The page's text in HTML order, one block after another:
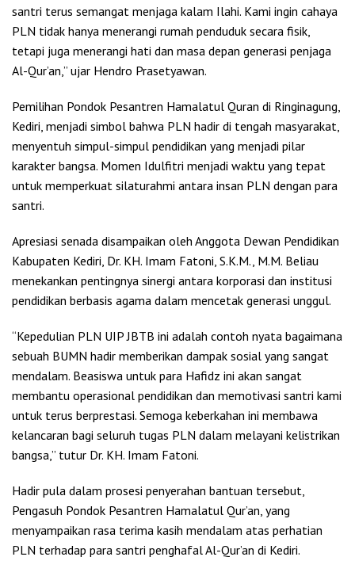
santri terus semangat menjaga kalam Ilahi. Kami ingin cahaya
PLN tidak hanya menerangi rumah penduduk secara fisik,
tetapi juga menerangi hati dan masa depan generasi penjaga
Al-Qur’an,” ujar Hendro Prasetyawan.
Pemilihan Pondok Pesantren Hamalatul Quran di Ringinagung,
Kediri, menjadi simbol bahwa PLN hadir di tengah masyarakat,
menyentuh simpul-simpul pendidikan yang menjadi pilar
karakter bangsa. Momen Idulfitri menjadi waktu yang tepat
untuk memperkuat silaturahmi antara insan PLN dengan para
santri.
Apresiasi senada disampaikan oleh Anggota Dewan Pendidikan
Kabupaten Kediri, Dr. KH. Imam Fatoni, S.K.M., M.M. Beliau
menekankan pentingnya sinergi antara korporasi dan institusi
pendidikan berbasis agama dalam mencetak generasi unggul.
“Kepedulian PLN UIP JBTB ini adalah contoh nyata bagaimana
sebuah BUMN hadir memberikan dampak sosial yang sangat
mendalam. Beasiswa untuk para Hafidz ini akan sangat
membantu operasional pendidikan dan memotivasi santri kami
untuk terus berprestasi. Semoga keberkahan ini membawa
kelancaran bagi seluruh tugas PLN dalam melayani kelistrikan
bangsa,” tutur Dr. KH. Imam Fatoni.
Hadir pula dalam prosesi penyerahan bantuan tersebut,
Pengasuh Pondok Pesantren Hamalatul Qur’an, yang
menyampaikan rasa terima kasih mendalam atas perhatian
PLN terhadap para santri penghafal Al-Qur’an di Kediri.